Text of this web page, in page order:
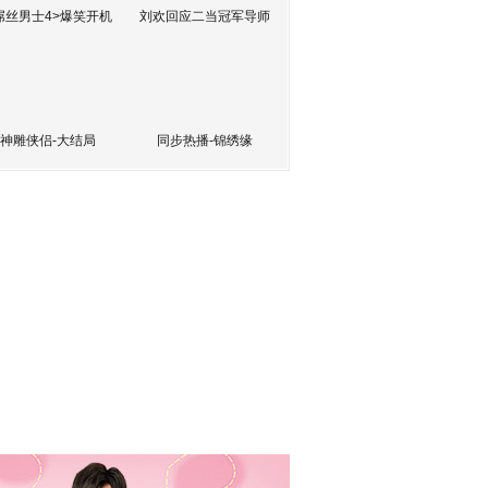
丝男士4>爆笑开机 刘欢回应二当冠军导师
神雕侠侣-大结局 同步热播-锦绣缘